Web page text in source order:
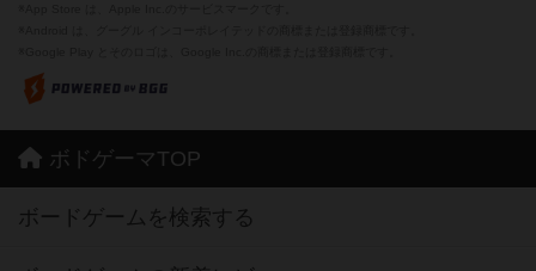
ボドゲーマTOP
ボードゲームを検索する